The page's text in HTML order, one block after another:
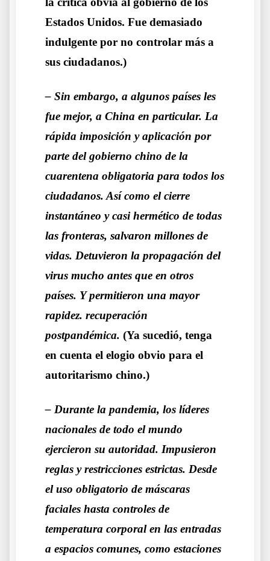
Estados Unidos. Fue demasiado
indulgente por no controlar más a
sus ciudadanos.)
– Sin embargo, a algunos países les
fue mejor, a China en particular. La
rápida imposición y aplicación por
parte del gobierno chino de la
cuarentena obligatoria para todos los
ciudadanos. Así como el cierre
instantáneo y casi hermético de todas
las fronteras, salvaron millones de
vidas. Detuvieron la propagación del
virus mucho antes que en otros
países. Y permitieron una mayor
rapidez. recuperación
postpandémica. (Ya sucedió, tenga
en cuenta el elogio obvio para el
autoritarismo chino.)
– Durante la pandemia, los líderes
nacionales de todo el mundo
ejercieron su autoridad. Impusieron
reglas y restricciones estrictas. Desde
el uso obligatorio de máscaras
faciales hasta controles de
temperatura corporal en las entradas
a espacios comunes, como estaciones